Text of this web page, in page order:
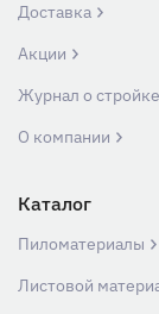
Доставка
Акции
Журнал о стройке
О компании
Каталог
Пиломатериалы
Листовой